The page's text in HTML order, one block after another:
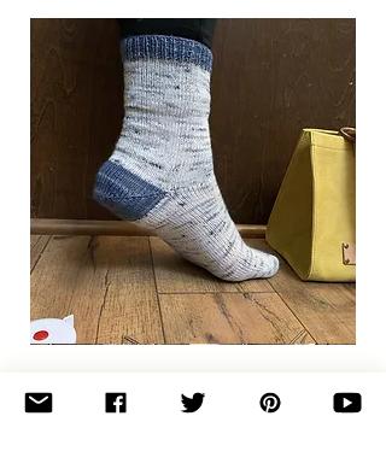
Basic
Socks
Join the newsletter